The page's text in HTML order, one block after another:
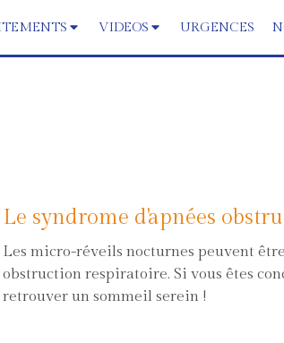
VIDEOS URGENCES
Le syndrome d'apnées
Les micro-réveils nocturnes peuvent
obstruction respiratoire. Si vous êtes
retrouver un sommeil serein !